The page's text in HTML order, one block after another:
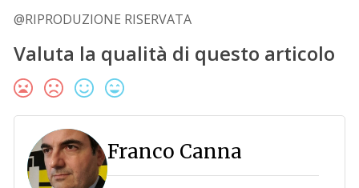
@RIPRODUZIONE RISERVATA
Valuta la qualità di questo articolo
Franco Canna